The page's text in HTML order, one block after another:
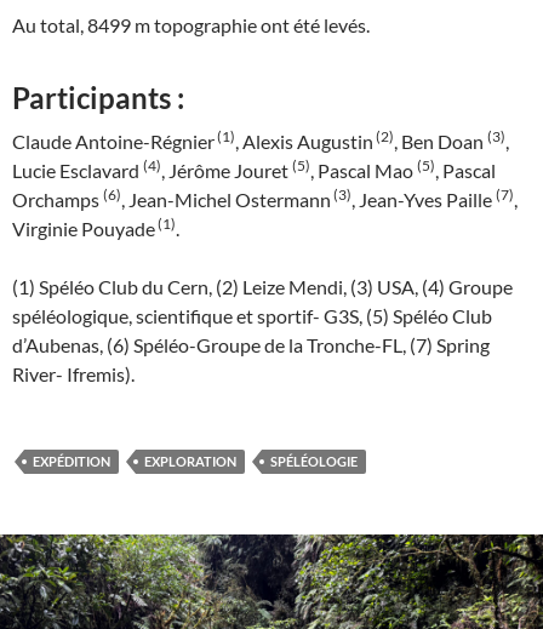
Au total, 8499 m topographie ont été levés.
Participants :
Claude Antoine-Régnier(1), Alexis Augustin (2), Ben Doan (3),
Lucie Esclavard (4), Jérôme Jouret (5), Pascal Mao (5), Pascal
Orchamps (6), Jean-Michel Ostermann (3), Jean-Yves Paille (7),
Virginie Pouyade(1).
(1) Spéléo Club du Cern, (2) Leize Mendi, (3) USA, (4) Groupe
spéléologique, scientifique et sportif- G3S, (5) Spéléo Club
d’Aubenas, (6) Spéléo-Groupe de la Tronche-FL, (7) Spring
River- Ifremis).
EXPÉDITION EXPLORATION SPÉLÉOLOGIE